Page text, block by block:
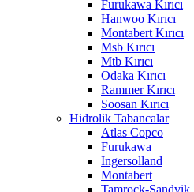
Furukawa Kırıcı
Hanwoo Kırıcı
Montabert Kırıcı
Msb Kırıcı
Mtb Kırıcı
Odaka Kırıcı
Rammer Kırıcı
Soosan Kırıcı
Hidrolik Tabancalar
Atlas Copco
Furukawa
Ingersolland
Montabert